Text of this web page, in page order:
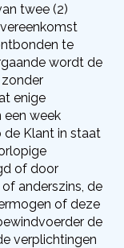
twee (2)
te
wordt de
enige
een week
de Klant in staat
of door
anderszins, de
of deze
de
verplichtingen